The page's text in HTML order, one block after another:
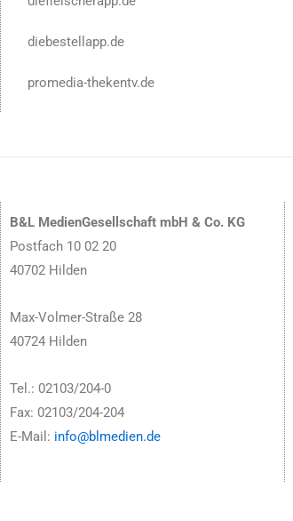
diebestellapp.de
promedia-thekentv.de
B&L MedienGesellschaft mbH & Co. KG
Postfach 10 02 20
40702 Hilden
Max-Volmer-Straße 28
40724 Hilden
Tel.: 02103/204-0
Fax: 02103/204-204
E-Mail: info@blmedien.de